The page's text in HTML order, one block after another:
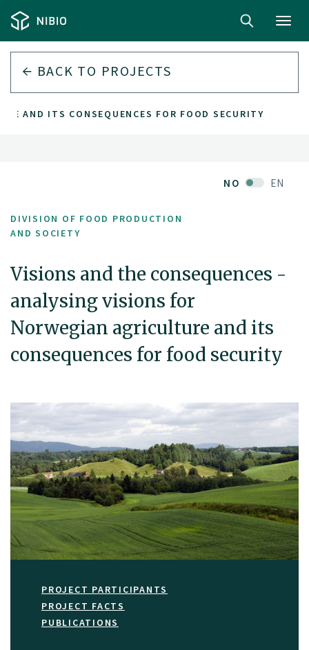
BACK TO PROJECTS
AND ITS CONSEQUENCES FOR FOOD SECURITY
NO EN
DIVISION OF FOOD PRODUCTION
AND SOCIETY
Visions and the consequences -
analysing visions for
Norwegian agriculture and its
consequences for food security
PROJECT PARTICIPANTS
PROJECT FACTS
PUBLICATIONS